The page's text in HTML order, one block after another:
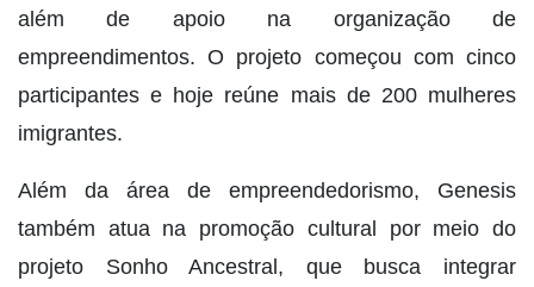
além de apoio na organização de
empreendimentos. O projeto começou com cinco
participantes e hoje reúne mais de 200 mulheres
imigrantes.
Além da área de empreendedorismo, Genesis
também atua na promoção cultural por meio do
projeto Sonho Ancestral, que busca integrar